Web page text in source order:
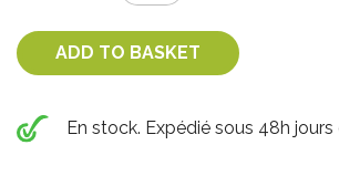
ADD TO BASKET
En stock. Expédié sous 48h jours